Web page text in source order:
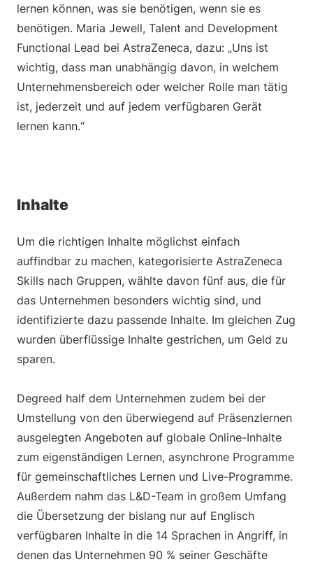
lernen können, was sie benötigen, wenn sie es
benötigen. Maria Jewell, Talent and Development
Functional Lead bei AstraZeneca, dazu: „Uns ist
wichtig, dass man unabhängig davon, in welchem
Unternehmensbereich oder welcher Rolle man tätig
ist, jederzeit und auf jedem verfügbaren Gerät
lernen kann.“
Inhalte
Um die richtigen Inhalte möglichst einfach
auffindbar zu machen, kategorisierte AstraZeneca
Skills nach Gruppen, wählte davon fünf aus, die für
das Unternehmen besonders wichtig sind, und
identifizierte dazu passende Inhalte. Im gleichen Zug
wurden überflüssige Inhalte gestrichen, um Geld zu
sparen.
Degreed half dem Unternehmen zudem bei der
Umstellung von den überwiegend auf Präsenzlernen
ausgelegten Angeboten auf globale Online-Inhalte
zum eigenständigen Lernen, asynchrone Programme
für gemeinschaftliches Lernen und Live-Programme.
Außerdem nahm das L&D-Team in großem Umfang
die Übersetzung der bislang nur auf Englisch
verfügbaren Inhalte in die 14 Sprachen in Angriff, in
denen das Unternehmen 90 % seiner Geschäfte